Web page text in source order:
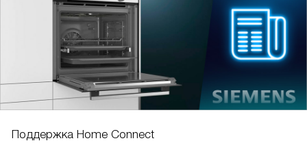
Поддержка Home Connect